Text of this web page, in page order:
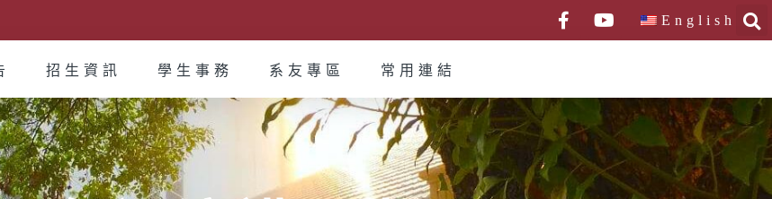
English
招生資訊 學生事務 系友專區 常用連結